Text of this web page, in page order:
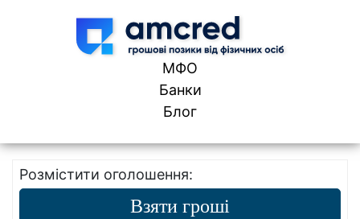
МФО
Банки
Блог
Розмістити оголошення:
Взяти гроші